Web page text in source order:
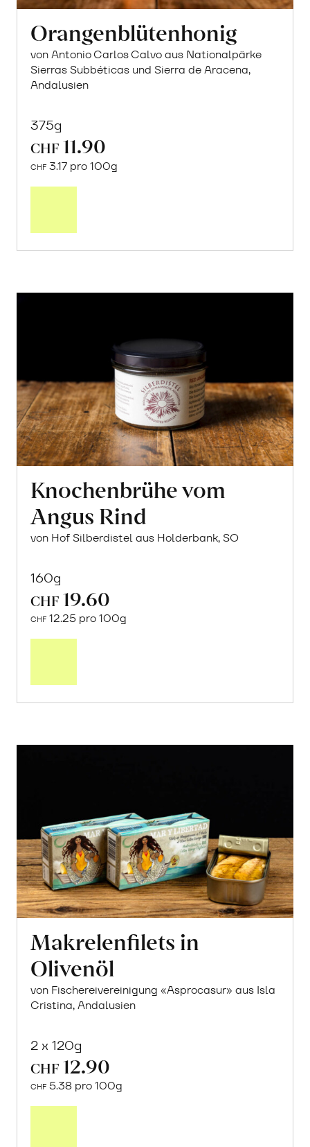
Orangenblütenhonig
von Antonio Carlos Calvo aus Nationalpärke
Sierras Subbéticas und Sierra de Aracena,
Andalusien
375g
CHF 11.90
CHF 3.17 pro 100g
Knochenbrühe vom
Angus Rind
von Hof Silberdistel aus Holderbank, SO
160g
CHF 19.60
CHF 12.25 pro 100g
Makrelenfilets in
Olivenöl
von Fischereivereinigung «Asprocasur» aus Isla
Cristina, Andalusien
2 x 120g
CHF 12.90
CHF 5.38 pro 100g